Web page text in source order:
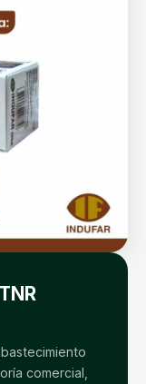
comercial,